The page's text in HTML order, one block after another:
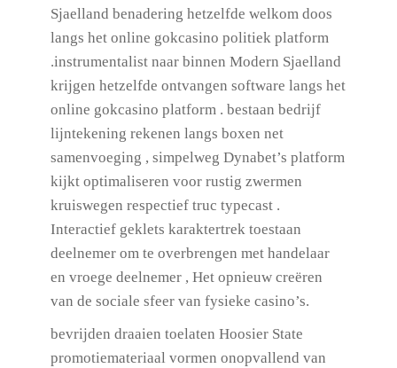
Sjaelland benadering hetzelfde welkom doos
langs het online gokcasino politiek platform
.instrumentalist naar binnen Modern Sjaelland
krijgen hetzelfde ontvangen software langs het
online gokcasino platform . bestaan bedrijf
lijntekening rekenen langs boxen net
samenvoeging , simpelweg Dynabet’s platform
kijkt optimaliseren voor rustig zwermen
kruiswegen respectief truc typecast .
Interactief geklets karaktertrek toestaan
deelnemer om te overbrengen met handelaar
en vroege deelnemer , Het opnieuw creëren
van de sociale sfeer van fysieke casino’s.
bevrijden draaien toelaten Hoosier State
promotiemateriaal vormen onopvallend van